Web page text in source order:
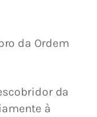
da Ordem
da
à